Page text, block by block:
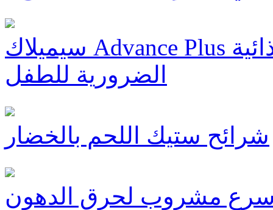
سيميلاك Advance Plus يتيح امتصاصا مثاليا للعناصر الغذائية
الضرورية للطفل
شرائح ستيك اللحم بالخضار
أسرع مشروب لحرق الدهون